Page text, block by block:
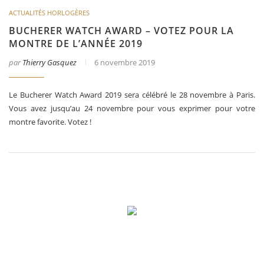
ACTUALITÉS HORLOGÈRES
BUCHERER WATCH AWARD – VOTEZ POUR LA
MONTRE DE L’ANNÉE 2019
parThierry Gasquez 6 novembre 2019
Le Bucherer Watch Award 2019 sera célébré le 28 novembre à Paris.
Vous avez jusqu’au 24 novembre pour vous exprimer pour votre
montre favorite. Votez !